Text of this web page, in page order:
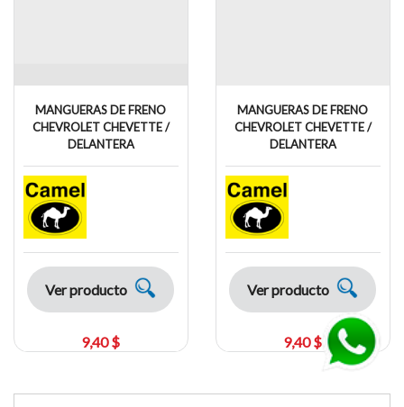
MANGUERAS DE FRENO
CHEVROLET CHEVETTE /
DELANTERA
Ver producto
9,40 $
MANGUERAS DE FRENO
CHEVROLET CHEVETTE /
DELANTERA
Ver producto
9,40 $